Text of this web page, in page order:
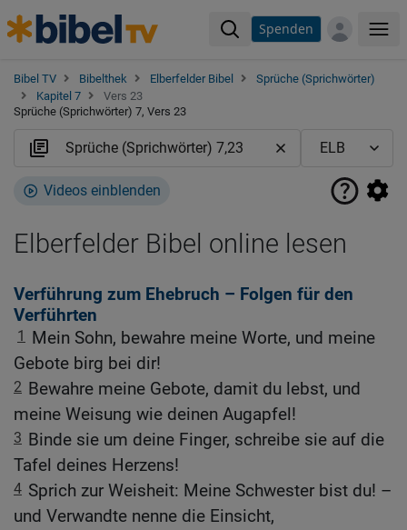
Spenden
Bibel TV Bibelthek Elberfelder Bibel
Sprüche (Sprichwörter)
Kapitel 7
Vers 23
Sprüche (Sprichwörter) 7, Vers 23
Videos einblenden
Elberfelder Bibel online lesen
Verführung zum Ehebruch – Folgen für den
Verführten
1
Mein Sohn, bewahre meine Worte, und meine
Gebote birg bei dir!
2 Bewahre meine Gebote, damit du lebst, und
meine Weisung wie deinen Augapfel!
3 Binde sie um deine Finger, schreibe sie auf die
Tafel deines Herzens!
4 Sprich zur Weisheit: Meine Schwester bist du! –
und Verwandte nenne die Einsicht,